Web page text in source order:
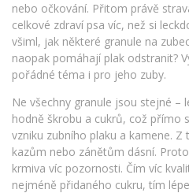
nebo očkování. Přitom právě
celkové zdraví psa víc, než si
všiml, jak některé granule na
naopak pomáhají plak odstranit?
pořádné téma i pro jeho zuby.
Ne všechny granule jsou stejné –
hodně škrobu a cukrů, což přímo
vzniku zubního plaku a kamene.
kazům nebo zánětům dásní.
krmiva víc pozornosti. Čím víc
nejméně přidaného cukru, tím